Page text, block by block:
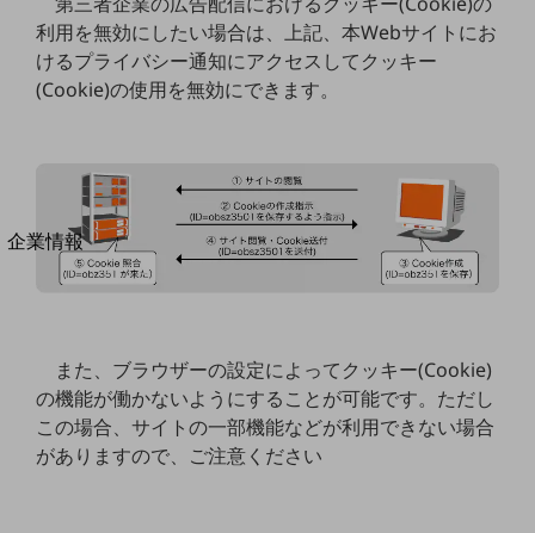
法人向けモバイルトップ
はじめての方へ
サービス・商品を探す
新規会員登録/ログインはこちら
100回線以上のお問い合わせ・お見積りはこちら
別ウィンドウで開きます
企業情報
企業情報TOP
社長からのご挨拶
利用を無効にしたい場合は、上記、本Webサイトにお
けるプライバシー通知にアクセスしてクッキー
(Cookie)の使用を無効にできます。
また、ブラウザーの設定によってクッキー(Cookie)
の機能が働かないようにすることが可能です。ただし
この場合、サイトの一部機能などが利用できない場合
がありますので、ご注意ください